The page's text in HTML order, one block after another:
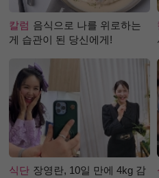
칼럼 음식으로 나를 위로하는
게 습관이 된 당신에게!
식단 장영란, 10일 만에 4kg 감